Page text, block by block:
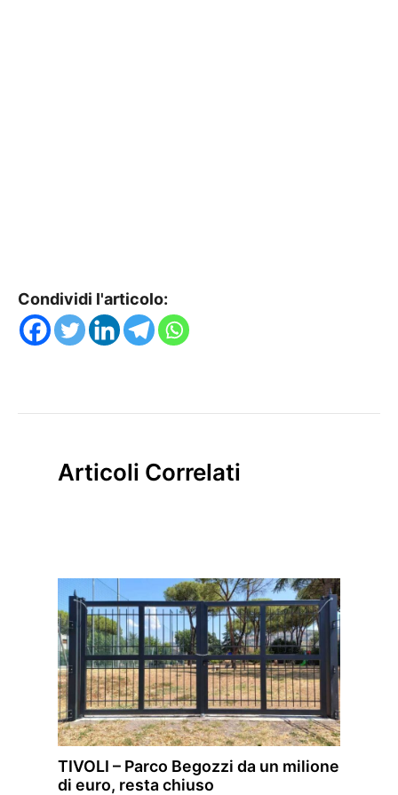
Condividi l'articolo:
Articoli Correlati
TIVOLI – Parco Begozzi da un milione
di euro, resta chiuso